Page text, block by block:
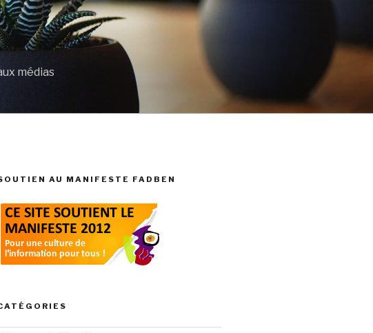
médias
AU MANIFESTE FADBEN